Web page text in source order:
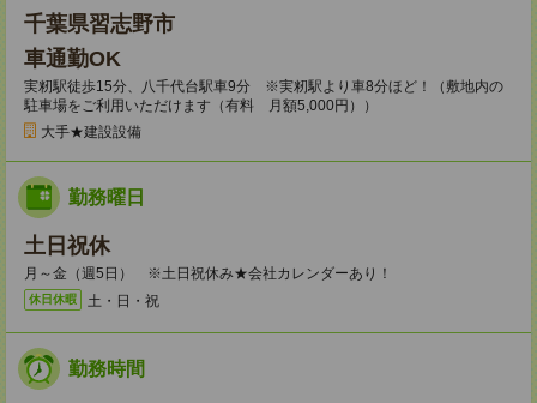
千葉県習志野市
車通勤OK
実籾駅徒歩15分、八千代台駅車9分 ※実籾駅より車8分ほど！（敷地内の
駐車場をご利用いただけます（有料 月額5,000円））
大手★建設設備
勤務曜日
土日祝休
月～金（週5日） ※土日祝休み★会社カレンダーあり！
休日休暇 土・日・祝
勤務時間